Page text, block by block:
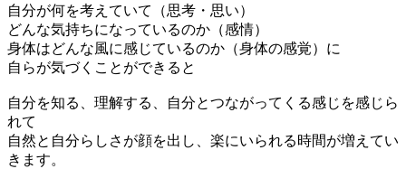
自分が何を考えていて（思考・思い）
どんな気持ちになっているのか（感情）
身体はどんな風に感じているのか（身体の感覚）に
自らが気づくことができると
自分を知る、理解する、自分とつながってくる感じを感じら
れて
自然と自分らしさが顔を出し、楽にいられる時間が増えてい
きます。